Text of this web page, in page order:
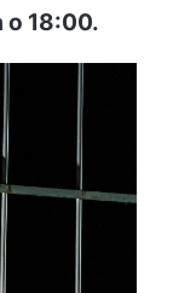
о 18:00.